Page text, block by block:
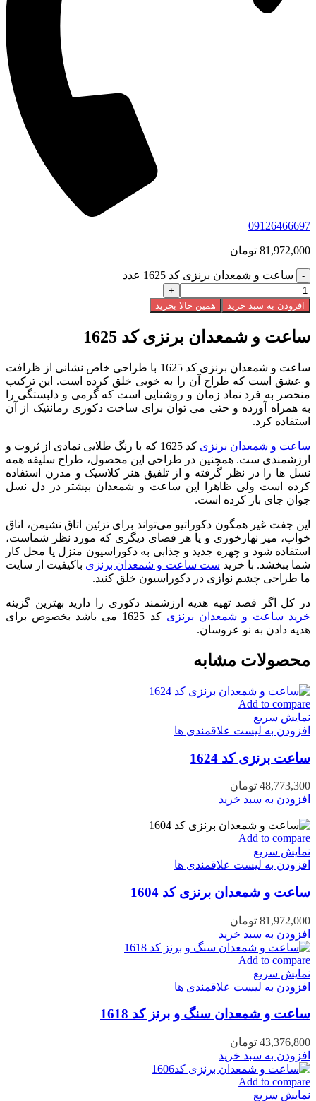
09126466697
81,972,000 تومان
ساعت و شمعدان برنزی کد 1625 عدد
افزودن به سبد خرید همین حالا بخرید
ساعت و شمعدان برنزی کد 1625
ساعت و شمعدان برنزی کد 1625 با طراحی خاص نشانی از ظرافت
و عشق است که طراح آن را به خوبی خلق کرده است. این ترکیب
منحصر به فرد نماد زمان و روشنایی است که گرمی و دلبستگی را
به همراه آورده و حتی می توان برای ساخت دکوری رمانتیک از آن
استفاده کرد.
ساعت و شمعدان برنزی
کد 1625 که با رنگ طلایی نمادی از ثروت و
ارزشمندی ست. همچنین در طراحی این محصول، طراح سلیقه همه
نسل ها را در نظر گرفته و از تلفیق هنر کلاسیک و مدرن استفاده
کرده است ولی ظاهرا این ساعت و شمعدان بیشتر در دل نسل
جوان جای باز کرده است.
این جفت غیر همگون دکوراتیو می‌تواند برای تزئین اتاق نشیمن، اتاق
خواب، میز نهارخوری و یا هر فضای دیگری که مورد نظر شماست،
استفاده شود و چهره جدید و جذابی به دکوراسیون منزل یا محل کار
شما ببخشد. با خرید ست ساعت و شمعدان برنزی باکیفیت از سایت
ما طراحی چشم نوازی در دکوراسیون خلق کنید.
در کل اگر قصد تهیه هدیه ارزشمند دکوری را دارید بهترین گزینه
خرید ساعت و شمعدان برنزی
کد 1625 می باشد بخصوص برای
هدیه دادن به نو عروسان.
محصولات مشابه
Add to compare
نمایش سریع
افزودن به لیست علاقمندی ها
ساعت برنزی کد 1624
48,773,300 تومان
افزودن به سبد خرید
Add to compare
نمایش سریع
افزودن به لیست علاقمندی ها
ساعت و شمعدان برنزی کد 1604
81,972,000 تومان
افزودن به سبد خرید
Add to compare
نمایش سریع
افزودن به لیست علاقمندی ها
ساعت و شمعدان سنگ و برنز کد 1618
43,376,800 تومان
افزودن به سبد خرید
Add to compare
نمایش سریع